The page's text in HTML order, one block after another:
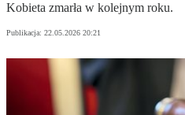
Kobieta zmarła w kolejnym roku.
Publikacja: 22.05.2026 20:21